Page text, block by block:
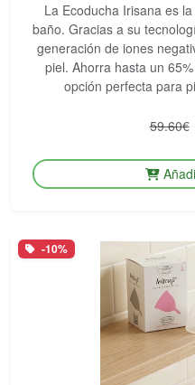
La Ecoducha Irisana es
baño. Gracias a su
generación de iones
piel. Ahorra hasta un
opción perfecta para
59.60€
-10%